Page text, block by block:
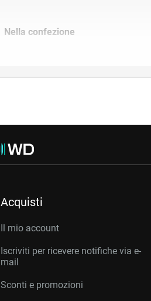
Nella confezione
Acquisti
Il mio account
Iscriviti per ricevere notifiche via e-
mail
Sconti e promozioni